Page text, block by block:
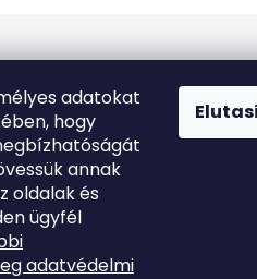
adatokat
hogy
annak
oldalak és
ügyfél
adatvédelmi
@marutina.hu